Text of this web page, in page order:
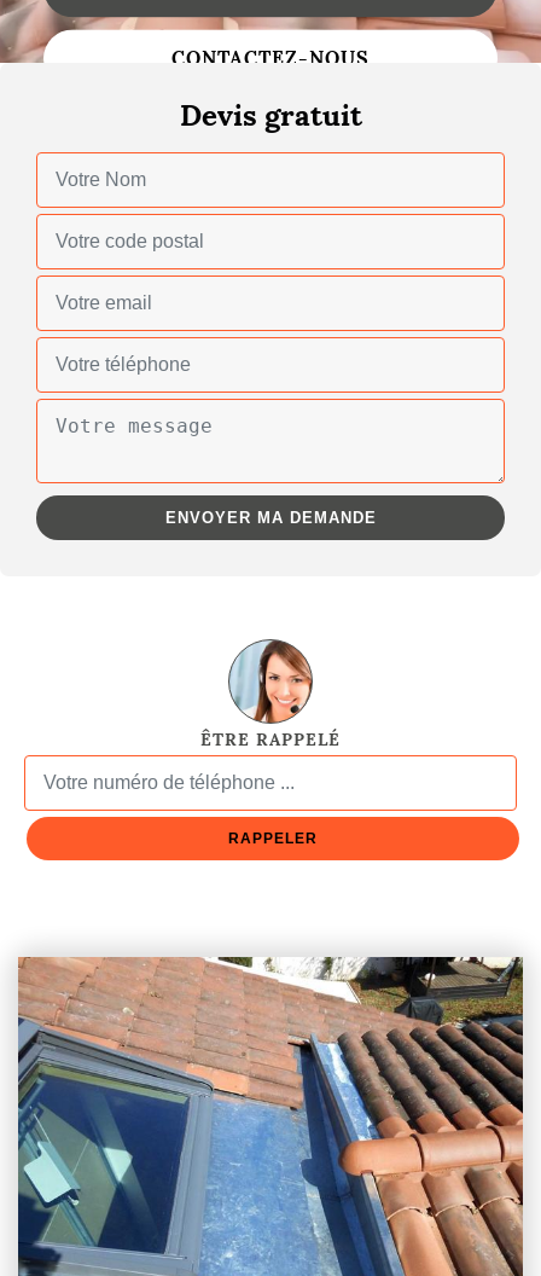
Changement de toiture
Gouttières
Réparation de toiture
CONTACTEZ-NOUS
Devis gratuit
ÊTRE RAPPELÉ